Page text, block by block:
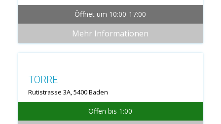
Öffnet um 10:00-17:00
Mehr Informationen
TORRE
Rutistrasse 3A, 5400 Baden
Offen bis 1:00